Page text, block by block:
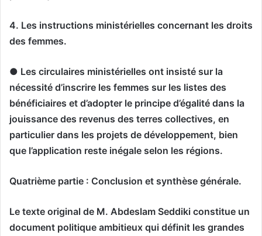
4. Les instructions ministérielles concernant les droits
des femmes.
● Les circulaires ministérielles ont insisté sur la
nécessité d’inscrire les femmes sur les listes des
bénéficiaires et d’adopter le principe d’égalité dans la
jouissance des revenus des terres collectives, en
particulier dans les projets de développement, bien
que l’application reste inégale selon les régions.
Quatrième partie : Conclusion et synthèse générale.
Le texte original de M. Abdeslam Seddiki constitue un
document politique ambitieux qui définit les grandes